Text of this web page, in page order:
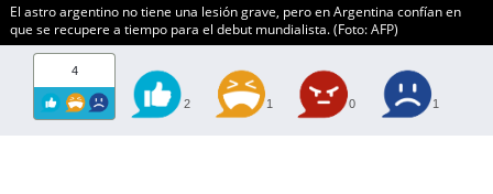
El astro argentino no tiene una lesión grave, pero en Argentina confían en
que se recupere a tiempo para el debut mundialista. (Foto: AFP)
4
2 1 0 1